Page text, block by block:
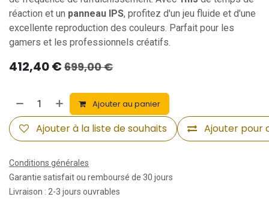
réaction et un panneau IPS, profitez d'un jeu fluide et d'une
excellente reproduction des couleurs. Parfait pour les
gamers et les professionnels créatifs.
412,40€ 699,00€
Ajouter au panier
Ajouter pour
Ajouter à la liste de souhaits
Conditions générales
Garantie satisfait ou remboursé de 30 jours
Livraison : 2-3 jours ouvrables